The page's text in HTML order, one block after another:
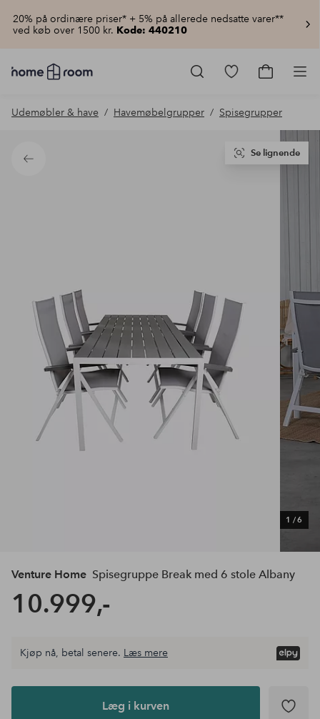
20% på ordinære priser* + 5% på allerede nedsatte varer**
ved køb over 1500 kr. Kode: 440210
Homeroom
–
hjemmet
pris
Gå
produkter
Gå
Udemøbler & have Havemøbelgrupper Spisegrupper
Tilbage
1 /6
Se lignende
Venture Home Spisegruppe Break med 6 stole Albany
10.999,-
Læg i
Kjøp nå, betal senere. Læs mere
Læg i kurven